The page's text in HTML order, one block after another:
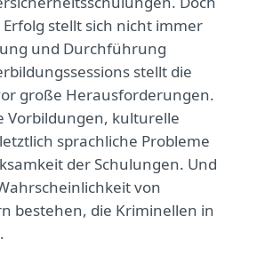
stellt sich nicht immer
und Durchführung
stellt die
große Herausforderungen.
Vorbildungen, kulturelle
sprachliche Probleme
der Schulungen. Und
von
bestehen, die Kriminellen in